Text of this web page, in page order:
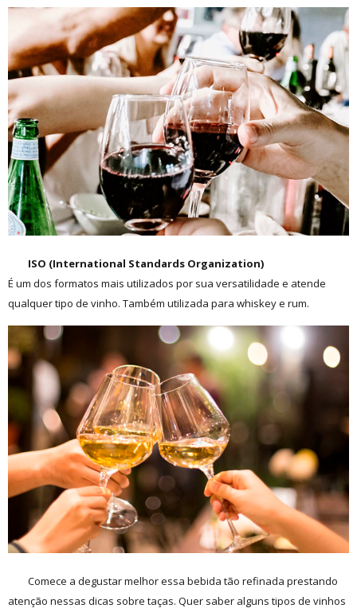
ISO (International Standards Organization)
É um dos formatos mais utilizados por sua versatilidade e atende
qualquer tipo de vinho. Também utilizada para whiskey e rum.
Comece a degustar melhor essa bebida tão refinada prestando
atenção nessas dicas sobre taças. Quer saber alguns tipos de vinhos